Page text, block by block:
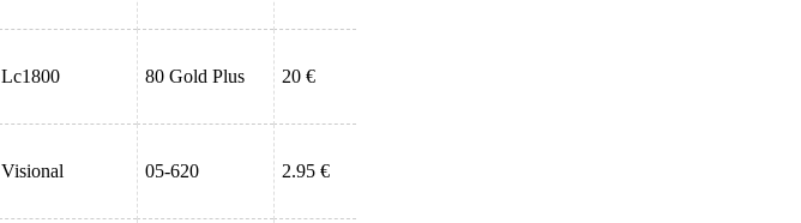
Lc1800 80 Gold Plus 20 €
Visional 05-620 2.95 €